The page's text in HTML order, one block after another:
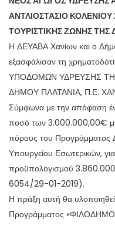
ΑΝΤΛΙΟΣΤΑΣΙΟ
ΤΟΥΡΙΣΤΙΚΗΣ ΖΩΝΗΣ
Η ΔΕΥΑΒΑ Χανίων και ο
εξασφάλισαν τη
ΥΠΟΔΟΜΩΝ ΥΔΡΕΥΣΗΣ
ΔΗΜΟΥ ΠΛΑΤΑΝΙΑ, Π.Ε.
Σύμφωνα με την απόφαση
ποσό των 3.000.000,00€
πόρους του
Υπουργείου Εσωτερικών,
προϋπολογισμού
6054/29-01-2019).
Η πράξη αυτή θα
Προγράμματος